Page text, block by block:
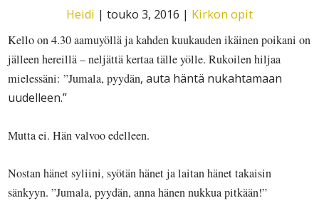
Heidi | touko 3, 2016 | Kirkon opit
Kello on 4.30 aamuyöllä ja kahden kuukauden ikäinen poikani on
jälleen hereillä – neljättä kertaa tälle yölle. Rukoilen hiljaa
mielessäni: ”Jumala,pyydän, auta häntä nukahtamaan
uudelleen.”
Mutta ei. Hän valvoo edelleen.
Nostan hänet syliini, syötän hänet ja laitan hänet takaisin
sänkyyn. ”Jumala,pyydän, anna hänen nukkua pitkään!”